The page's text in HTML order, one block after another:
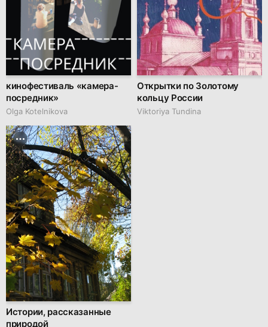
кинофестиваль «камера-
посредник»
Olga Kotelnikova
Открытки по Золотому
кольцу России
Viktoriya Tundina
Истории, рассказанные
природой